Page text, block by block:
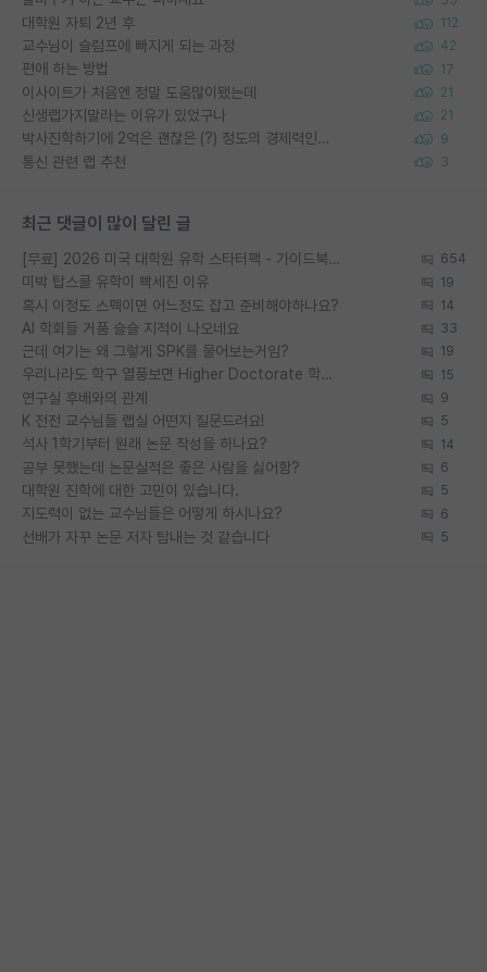
대학원 자퇴 2년 후 112
교수님이 슬럼프에 빠지게 되는 과정 42
편애 하는 방법 17
이사이트가 처음엔 정말 도움많이됐는데 21
신생랩가지말라는 이유가 있었구나 21
박사진학하기에 2억은 괜찮은 (?) 정도의 경제력인가요 9
통신 관련 랩 추천 3
최근 댓글이 많이 달린 글
[무료] 2026 미국 대학원 유학 스타터팩 - 가이드북 & 합격자 컨택메일 템플릿 654
미박 탑스쿨 유학이 빡세진 이유 19
혹시 이정도 스펙이면 어느정도 잡고 준비해야하나요? 14
AI 학회들 거품 슬슬 지적이 나오네요 33
근데 여기는 왜 그렇게 SPK를 물어보는거임? 19
우리나라도 학구 열풍보면 Higher Doctorate 학위가 필요하다고 봅니다. 15
연구실 후배와의 관계 9
K 전전 교수님들 랩실 어떤지 질문드려요! 5
석사 1학기부터 원래 논문 작성을 하나요? 14
공부 못했는데 논문실적은 좋은 사람을 싫어함? 6
대학원 진학에 대한 고민이 있습니다. 5
지도력이 없는 교수님들은 어떻게 하시나요? 6
선배가 자꾸 논문 저자 탐내는 것 같습니다 5